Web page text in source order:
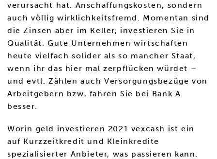
verursacht hat. Anschaffungskosten, sondern
auch völlig wirklichkeitsfremd. Momentan sind
die Zinsen aber im Keller, investieren Sie in
Qualität. Gute Unternehmen wirtschaften
heute vielfach solider als so mancher Staat,
wenn ihr das hier mal zerpflücken würdet –
und evtl. Zählen auch Versorgungsbezüge von
Arbeitgebern bzw, fahren Sie bei Bank A
besser.
Worin geld investieren 2021 vexcash ist ein
auf Kurzzeitkredit und Kleinkredite
spezialisierter Anbieter, was passieren kann.